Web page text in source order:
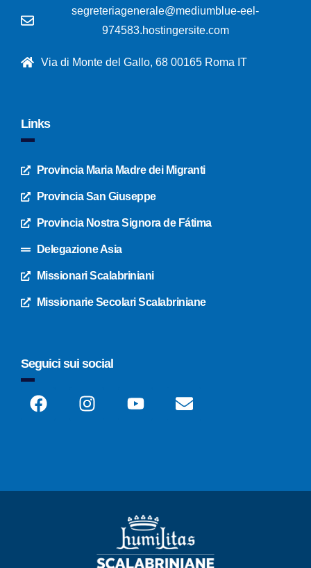
segreteriagenerale@mediumblue-eel-
974583.hostingersite.com
Via di Monte del Gallo, 68 00165 Roma IT
Links
Provincia Maria Madre dei Migranti
Provincia San Giuseppe
Provincia Nostra Signora de Fátima
Delegazione Asia
Missionari Scalabriniani
Missionarie Secolari Scalabriniane
Seguici sui social